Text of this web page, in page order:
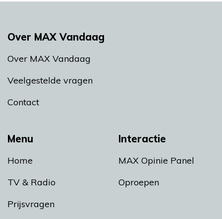
Menu
Home
TV & Radio
Prijsvragen
Interactie
MAX Opinie Panel
Oproepen
Over MAX Vandaag
Over MAX Vandaag
Veelgestelde vragen
Contact